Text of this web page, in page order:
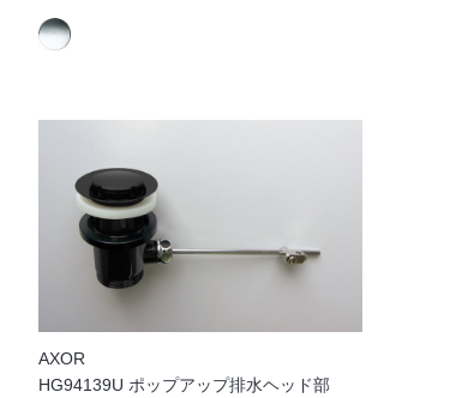
AXOR
HG94139U ポップアップ排水ヘッド部